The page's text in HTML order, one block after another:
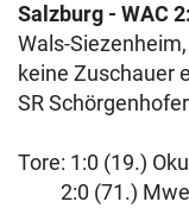
Salzburg - WAC
Wals-
keine Zuschauer
SR Schörgenhofer
Tore: 1:0 (19.)
2:0 (71.)